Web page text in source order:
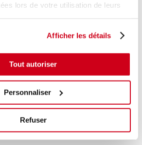
lors de votre utilisation de leurs
Afficher les détails
Tout autoriser
Personnaliser
Refuser
24h(2)